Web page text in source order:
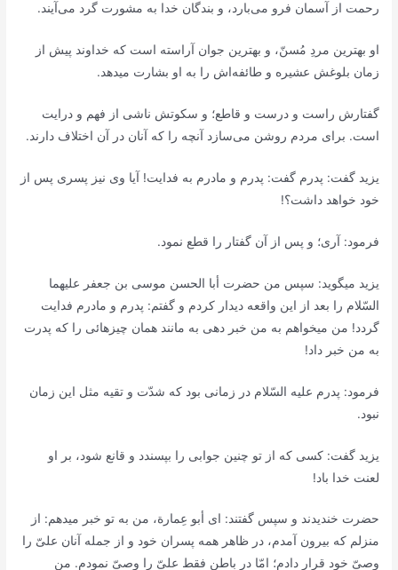
رحمت از آسمان فرو مى‌بارد، و بندگان خدا به مشورت گرد مى‌آیند.
او بهترین مردِ مُسنّ، و بهترین جوان آراسته است كه خداوند پیش از
زمان بلوغش عشیره و طائفه‌اش را به او بشارت میدهد.
گفتارش راست و درست و قاطع؛ و سكوتش ناشى از فهم و درایت
است. براى مردم روشن مى‌سازد آنچه را كه آنان در آن اختلاف دارند.
یزید گفت: پدرم گفت: پدرم و مادرم به فدایت! آیا وى نیز پسرى پس از
خود خواهد داشت؟!
فرمود: آرى؛ و پس از آن گفتار را قطع نمود.
یزید میگوید: سپس من حضرت أبا الحسن موسى بن جعفر علیهما
السّلام را بعد از این واقعه دیدار كردم و گفتم: پدرم و مادرم فدایت
گردد! من میخواهم به من خبر دهى به مانند همان چیزهائى را كه پدرت
به من خبر داد!
فرمود: پدرم علیه السّلام در زمانى بود كه شدّت و تقیه مثل این زمان
نبود.
یزید گفت: كسى كه از تو چنین جوابى را بپسندد و قانع شود، بر او
لعنت خدا باد!
حضرت خندیدند و سپس گفتند: اى أبو عِمارة، من به تو خبر میدهم: از
منزلم كه بیرون آمدم، در ظاهر همه پسران خود و از جمله آنان علىّ را
وصىّ خود قرار دادم؛ امّا در باطن فقط علىّ را وصىّ نمودم. من